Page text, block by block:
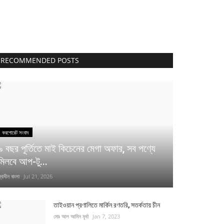
RECOMMENDED POSTS
করপোরেট সংবাদ
বছর পূর্তিতে মাই কিচেনের মেগা অফার, সব পণ্যে
আপ-টু...
বাংলা Jul 21, 2026
তাইওয়ান প্রণালিতে মার্কিন রণতরি, সতর্কতায় চীন
মোঃ আল আমিন মৃর্ধা Jan 7, 2023